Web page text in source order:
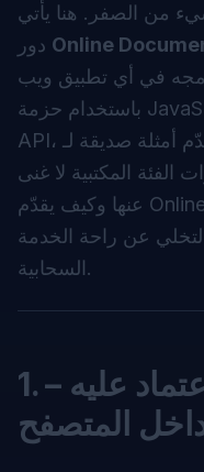
من الصفر. هنا يأتي
Online
في أي تطبيق ويب
باستخدام حزمة JavaScript صغيرة أو واجهة REST
API، ويقدّم أمثلة صديقة لـ .NET للعمل على الخادم.
المكتبية لا غنى
عنها وكيف يقدّم Online Document Viewer هذه
عن راحة الخدمة
السحابية.
1. الأداء الذي يمكنك الاعتماد عليه –
المتصفح